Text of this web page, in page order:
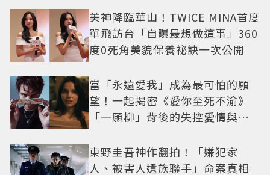
美神降臨華山！TWICE MINA首度
單飛訪台「自曝最想做這事」360
度0死角美貌保養祕訣一次公開
當「永遠愛我」成為最可怕的願
望！一起揭密《愛你至死不渝》
「一願柳」背後的失控愛情與爆
東野圭吾神作翻拍！「嫌犯家
人、被害人遺族聯手」命案真相